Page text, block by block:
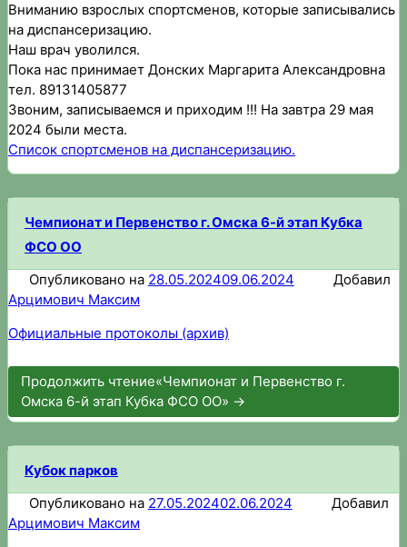
Вниманию взрослых спортсменов, которые записывались
на диспансеризацию.
Наш врач уволился.
Пока нас принимает Донских Маргарита Александровна
тел. 89131405877
Звоним, записываемся и приходим !!! На завтра 29 мая
2024 были места.
Список спортсменов на диспансеризацию.
Чемпионат и Первенство г. Омска 6-й этап Кубка
ФСО ОО
Опубликовано на 28.05.202409.06.2024
Добавил
Арцимович Максим
Официальные протоколы (архив)
Продолжить чтение«Чемпионат и Первенство г.
Омска 6-й этап Кубка ФСО ОО» →
Кубок парков
Опубликовано на 27.05.202402.06.2024
Добавил
Арцимович Максим